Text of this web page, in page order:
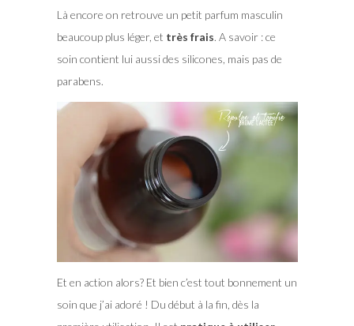
Là encore on retrouve un petit parfum masculin
beaucoup plus léger, et très frais. A savoir : ce
soin contient lui aussi des silicones, mais pas de
parabens.
Et en action alors? Et bien c’est tout bonnement un
soin que j’ai adoré ! Du début à la fin, dès la